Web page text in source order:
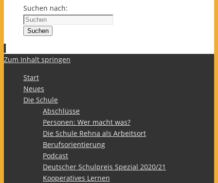
Suchen nach:
Suchen
Zum Inhalt springen
Start
Neues
Die Schule
Abschlüsse
Personen: Wer macht was?
Die Schule Rehna als Arbeitsort
Berufsorientierung
Podcast
Deutscher Schulpreis Spezial 2020/21
Kooperatives Lernen